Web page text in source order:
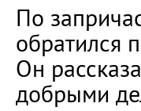
По
обратился
Он
добрыми